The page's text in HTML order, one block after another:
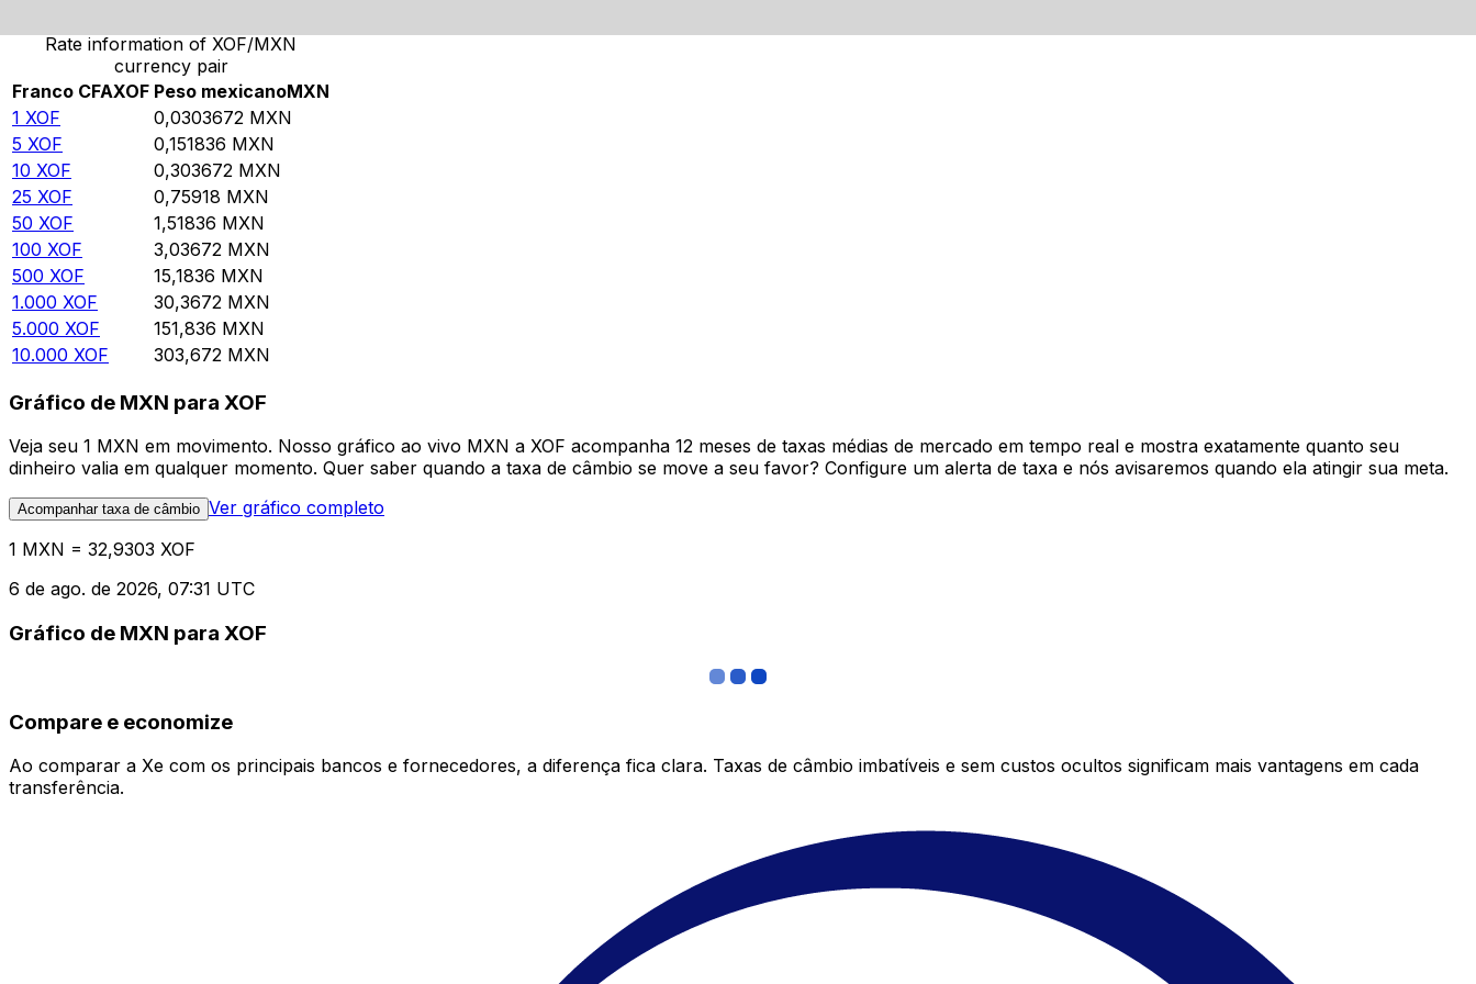
Rate information of XOF/MXN
currency pair
Franco CFAXOF Peso mexicanoMXN
1 XOF 0,0303672 MXN
5 XOF 0,151836 MXN
10 XOF 0,303672 MXN
25 XOF 0,75918 MXN
50 XOF 1,51836 MXN
100 XOF 3,03672 MXN
500 XOF 15,1836 MXN
1.000 XOF 30,3672 MXN
5.000 XOF 151,836 MXN
10.000 XOF 303,672 MXN
Gráfico de MXN para XOF
Veja seu 1 MXN em movimento. Nosso gráfico ao vivo MXN a XOF acompanha 12 meses de taxas médias de mercado em tempo real e mostra exatamente quanto seu
dinheiro valia em qualquer momento. Quer saber quando a taxa de câmbio se move a seu favor? Configure um alerta de taxa e nós avisaremos quando ela atingir sua meta.
Acompanhar taxa de câmbio Ver gráfico completo
1 MXN = 32,9303 XOF
6 de ago. de 2026, 07:31 UTC
Gráfico de MXN para XOF
Compare e economize
Ao comparar a Xe com os principais bancos e fornecedores, a diferença fica clara. Taxas de câmbio imbatíveis e sem custos ocultos significam mais vantagens em cada
transferência.